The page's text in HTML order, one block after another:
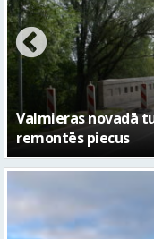
No pagaidu teātra
– kā attīstīsies